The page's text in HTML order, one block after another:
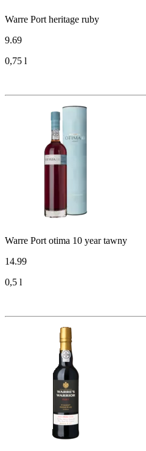
Warre Port heritage ruby
9.69
0,75 l
Warre Port otima 10 year tawny
14.99
0,5 l